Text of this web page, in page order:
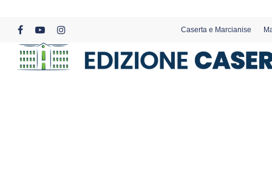
content
facebookyoutubeinstagram
Caserta e Marcianise